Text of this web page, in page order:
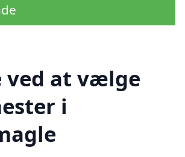
ved at vælge
i